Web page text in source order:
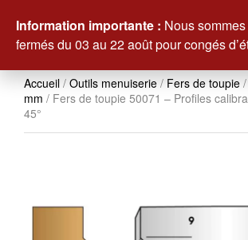
Accueil / Outils menuiserie / Fers de toupie /
mm / Fers de toupie 50071 – Profiles
45°
Information importante : Nous sommes
fermés du 03 au 22 août pour congés